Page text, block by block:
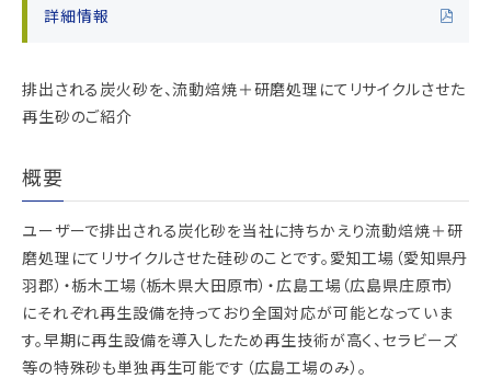
詳細情報
排出される炭火砂を、流動焙焼＋研磨処理にてリサイクルさせた
再生砂のご紹介
概要
ユーザーで排出される炭化砂を当社に持ちかえり流動焙焼＋研
磨処理にてリサイクルさせた硅砂のことです。愛知工場（愛知県丹
羽郡）・栃木工場（栃木県大田原市）・広島工場（広島県庄原市）
にそれぞれ再生設備を持っており全国対応が可能となっていま
す。早期に再生設備を導入したため再生技術が高く、セラビーズ
等の特殊砂も単独再生可能です（広島工場のみ）。